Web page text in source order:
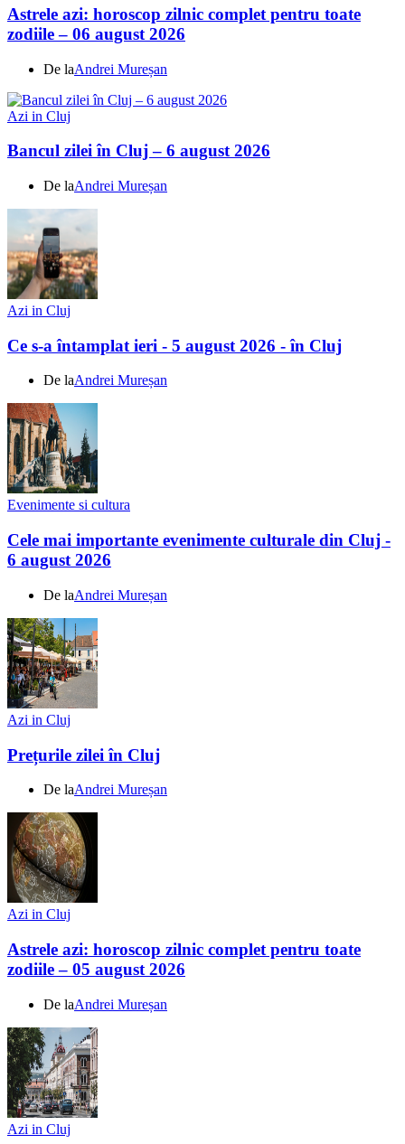
Astrele azi: horoscop zilnic complet pentru toate
zodiile – 06 august 2026
De laAndrei Mureșan
Azi in Cluj
Bancul zilei în Cluj – 6 august 2026
De laAndrei Mureșan
Azi in Cluj
Ce s-a întamplat ieri - 5 august 2026 - în Cluj
De laAndrei Mureșan
Evenimente si cultura
Cele mai importante evenimente culturale din Cluj -
6 august 2026
De laAndrei Mureșan
Azi in Cluj
Prețurile zilei în Cluj
De laAndrei Mureșan
Azi in Cluj
Astrele azi: horoscop zilnic complet pentru toate
zodiile – 05 august 2026
De laAndrei Mureșan
Azi in Cluj